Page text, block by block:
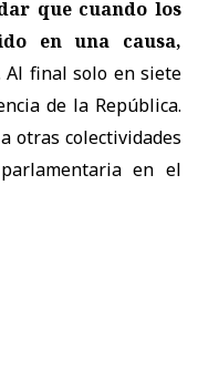
que cuando los
en una causa,
Al final solo en siete
de la República.
otras colectividades
en el